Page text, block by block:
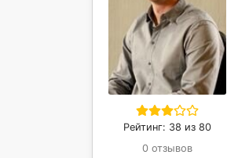
Рейтинг: 38 из 80
0 отзывов